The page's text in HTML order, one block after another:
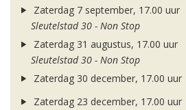
Zaterdag 7 september, 17.00 uur
Sleutelstad 30 - Non Stop
Zaterdag 31 augustus, 17.00 uur
Sleutelstad 30 - Non Stop
Zaterdag 30 december, 17.00 uur
Zaterdag 23 december, 17.00 uur